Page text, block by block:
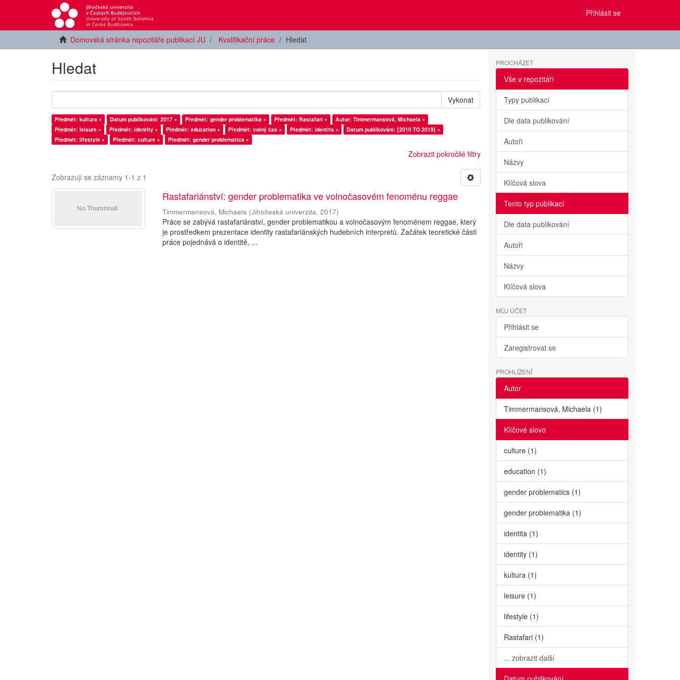
Přihlásit se
Domovská stránka repozitáře publikací JU Kvalifikační práce Hledat
Hledat
Vykonat
Předmět: kultura × Datum publikování: 2017 × Předmět: gender problematika × Předmět: Rastafari ×
Autor: Timmermansová, Michaela ×
Předmět: leisure ×
Předmět: identity × Předmět: education × Předmět: volný čas × Předmět: identita ×
Datum publikování: [2010 TO 2019] ×
Předmět: lifestyle ×
Předmět: culture × Předmět: gender problematics ×
Zobrazit pokročilé filtry
Zobrazují se záznamy 1-1 z 1
Rastafariánství: gender problematika ve volnočasovém fenoménu reggae
Timmermansová, Michaela (Jihočeská univerzita,2017)
Práce se zabývá rastafariánství, gender problematikou a volnočasovým fenoménem reggae, který
je prostředkem prezentace identity rastafariánských hudebních interpretů. Začátek teoretické části
práce pojednává o identitě, ...
PROCHÁZET
Vše v repozitáři
Typy publikací
Dle data publikování
Autoři
Názvy
Klíčová slova
Tento typ publikací
Dle data publikování
Autoři
Názvy
Klíčová slova
MŮJ ÚČET
Přihlásit se
Zaregistrovat se
PROHLÍŽENÍ
Autor
Timmermansová, Michaela (1)
Klíčové slovo
culture (1)
education (1)
gender problematics (1)
gender problematika (1)
identita (1)
identity (1)
kultura (1)
leisure (1)
lifestyle (1)
Rastafari (1)
... zobrazit další